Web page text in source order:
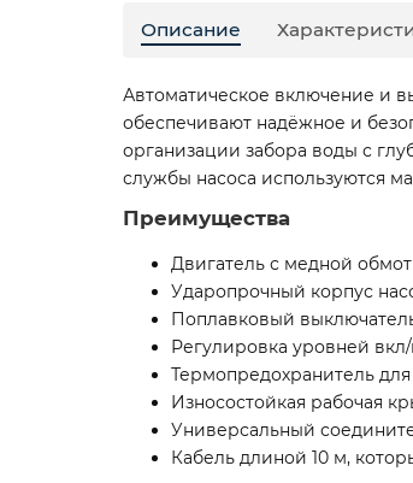
Описание
Автоматическое включение и
обеспечивают надёжное и
организации забора воды с
службы насоса используются
Преимущества
Двигатель с медной
Ударопрочный корпус
Поплавковый
Регулировка уровней
Термопредохранитель
Износостойкая рабочая
Универсальный
Кабель длиной 10 м,